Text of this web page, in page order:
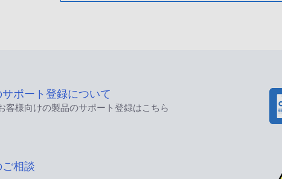
ポート登録について
客様向けの製品のサポート登録はこちら
相談